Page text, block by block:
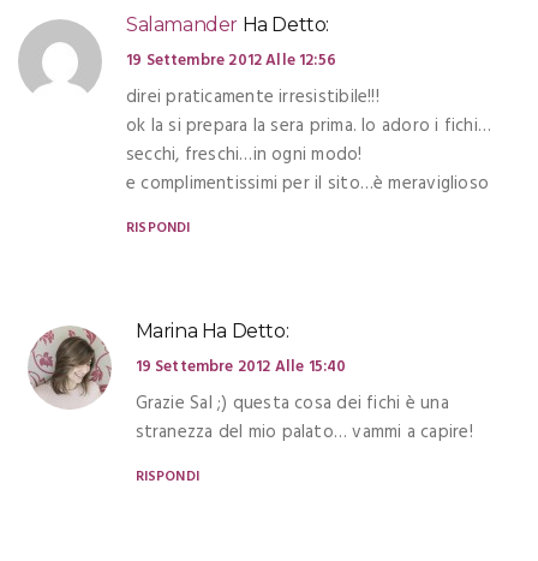
Salamander Ha Detto:
19 Settembre 2012 Alle 12:56
direi praticamente irresistibile!!!
ok la si prepara la sera prima. Io adoro i fichi…
secchi, freschi…in ogni modo!
e complimentissimi per il sito…è meraviglioso
RISPONDI
Marina Ha Detto:
19 Settembre 2012 Alle 15:40
Grazie Sal ;) questa cosa dei fichi è una
stranezza del mio palato… vammi a capire!
RISPONDI